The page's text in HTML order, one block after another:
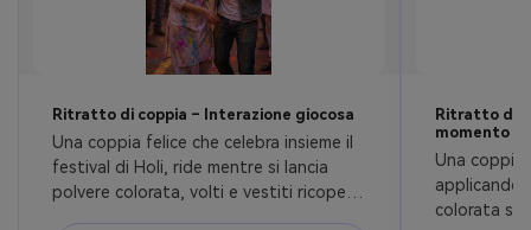
Ritratto di coppia – Interazione giocosa
Una coppia felice che celebra insieme il
festival di Holi, ride mentre si lancia
polvere colorata, volti e vestiti ricoperti
Ritratto di
momento
Una coppia
applicando
colorata